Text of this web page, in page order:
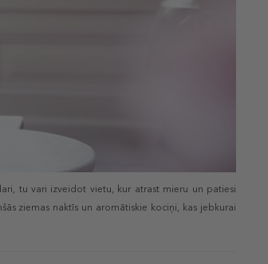
tu vari izveidot vietu, kur atrast mieru un patiesi
ziemas naktīs un aromātiskie kociņi, kas jebkurai